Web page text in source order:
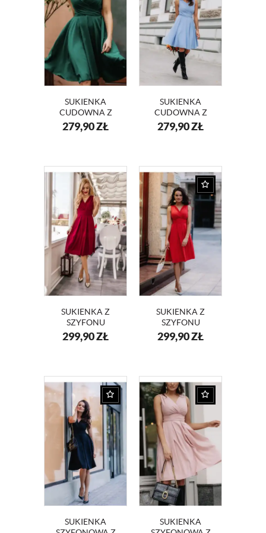
SUKIENKA
CUDOWNA Z
SZYFONU KM227-
5 ZIELEŃ
279,90ZŁ
SUKIENKA
CUDOWNA Z
SZYFONU KM227-
3 BŁĘKIT
279,90ZŁ
SUKIENKA Z
SZYFONU
KOPERTOWY
DEKOLT NA
299,90ZŁ
SUKIENKA Z
SZYFONU
KOPERTOWY
DEKOLT KM117-3
299,90ZŁ
SUKIENKA
SUKIENKA